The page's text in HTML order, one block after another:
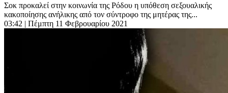
Σοκ προκαλεί στην κοινωνία της Ρόδου η υπόθεση σεξουαλικής
κακοποίησης ανήλικης από τον σύντροφο της μητέρας της...
03:42 | Πέμπτη 11 Φεβρουαρίου 2021